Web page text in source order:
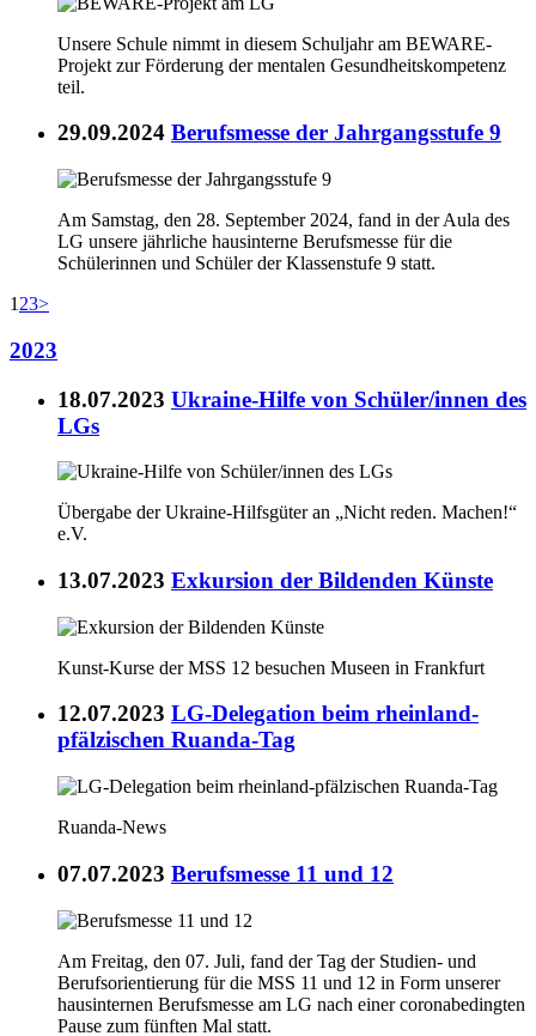
Unsere Schule nimmt in diesem Schuljahr am BEWARE-
Projekt zur Förderung der mentalen Gesundheitskompetenz
teil.
29.09.2024 Berufsmesse der Jahrgangsstufe 9
Am Samstag, den 28. September 2024, fand in der Aula des
LG unsere jährliche hausinterne Berufsmesse für die
Schülerinnen und Schüler der Klassenstufe 9 statt.
1 23>
2023
18.07.2023 Ukraine-Hilfe von Schüler/innen des
LGs
Übergabe der Ukraine-Hilfsgüter an „Nicht reden. Machen!“
e.V.
13.07.2023 Exkursion der Bildenden Künste
Kunst-Kurse der MSS 12 besuchen Museen in Frankfurt
12.07.2023 LG-Delegation beim rheinland-
pfälzischen Ruanda-Tag
Ruanda-News
07.07.2023 Berufsmesse 11 und 12
Am Freitag, den 07. Juli, fand der Tag der Studien- und
Berufsorientierung für die MSS 11 und 12 in Form unserer
hausinternen Berufsmesse am LG nach einer coronabedingten
Pause zum fünften Mal statt.